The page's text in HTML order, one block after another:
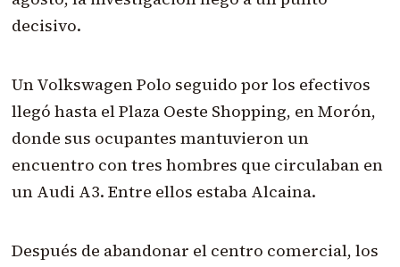
decisivo.
Un Volkswagen Polo seguido por los efectivos
llegó hasta el Plaza Oeste Shopping, en Morón,
donde sus ocupantes mantuvieron un
encuentro con tres hombres que circulaban en
un Audi A3. Entre ellos estaba Alcaina.
Después de abandonar el centro comercial, los